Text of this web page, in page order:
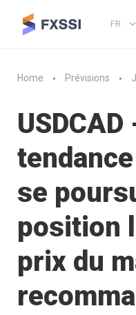
FR
Home Prévisions
USDCAD
se
position
prix du